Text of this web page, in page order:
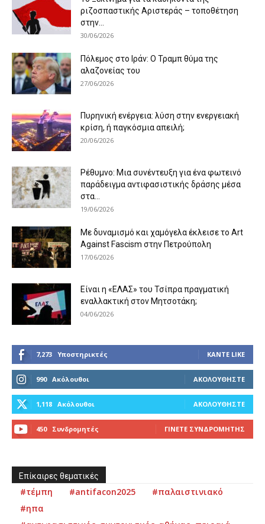
ριζοσπαστικής Αριστεράς – τοποθέτηση
στην...
30/06/2026
Πόλεμος στο Ιράν: Ο Τραμπ θύμα της
αλαζονείας του
27/06/2026
Πυρηνική ενέργεια: λύση στην ενεργειακή
κρίση, ή παγκόσμια απειλή;
20/06/2026
Ρέθυμνο: Μια συνέντευξη για ένα φωτεινό
παράδειγμα αντιφασιστικής δράσης μέσα
στα...
19/06/2026
Με δυναμισμό και χαμόγελα έκλεισε το Art
Against Fascism στην Πετρούπολη
17/06/2026
Είναι η «ΕΛΑΣ» του Τσίπρα πραγματική
εναλλακτική στον Μητσοτάκη;
04/06/2026
7,273 Υποστηρικτές ΚΆΝΤΕ LIKE
990 Ακόλουθοι ΑΚΟΛΟΥΘΉΣΤΕ
1,118 Ακόλουθοι ΑΚΟΛΟΥΘΉΣΤΕ
450 Συνδρομητές ΓΊΝΕΤΕ ΣΥΝΔΡΟΜΗΤΉΣ
Επίκαιρες θεματικές
#τέμπη #antifacon2025
#παλαιστινιακό
#ηπα